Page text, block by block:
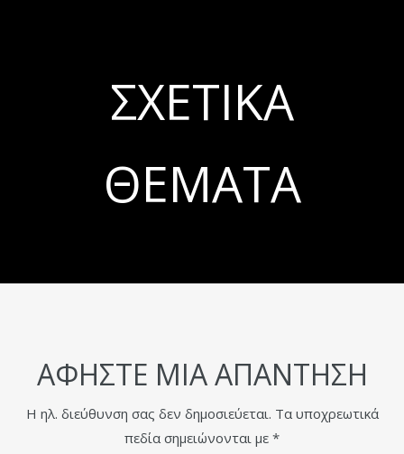
ΣΧΕΤΙΚΆ
ΘΈΜΑΤΑ
ΑΦΉΣΤΕ ΜΙΑ ΑΠΆΝΤΗΣΗ
Η ηλ. διεύθυνση σας δεν δημοσιεύεται. Τα υποχρεωτικά
πεδία σημειώνονται με *